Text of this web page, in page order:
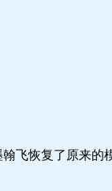
飞恢复了原来的